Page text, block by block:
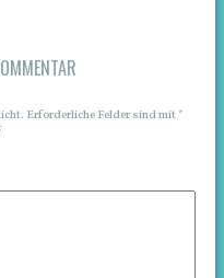
Erforderliche Felder sind mit*